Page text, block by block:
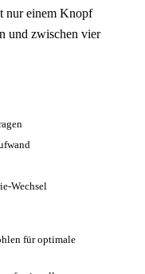
nur einem Knopf
und zwischen vier
Wechsel
für optimale